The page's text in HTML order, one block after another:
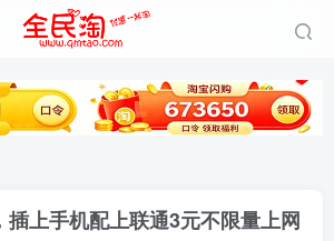
上手机配上联通3元不限量上网